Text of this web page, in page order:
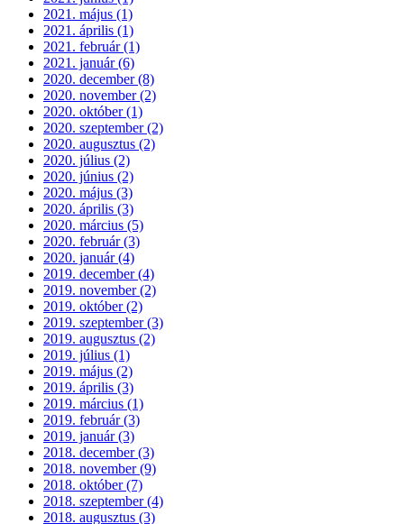
2021. május (1)
2021. április (1)
2021. február (1)
2021. január (6)
2020. december (8)
2020. november (2)
2020. október (1)
2020. szeptember (2)
2020. augusztus (2)
2020. július (2)
2020. június (2)
2020. május (3)
2020. április (3)
2020. március (5)
2020. február (3)
2020. január (4)
2019. december (4)
2019. november (2)
2019. október (2)
2019. szeptember (3)
2019. augusztus (2)
2019. július (1)
2019. május (2)
2019. április (3)
2019. március (1)
2019. február (3)
2019. január (3)
2018. december (3)
2018. november (9)
2018. október (7)
2018. szeptember (4)
2018. augusztus (3)